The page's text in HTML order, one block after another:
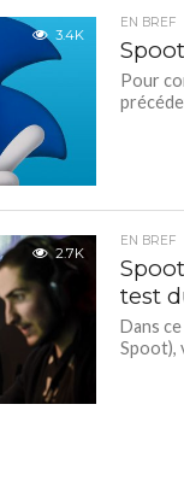
3.4K
EN BREF
Pour
2.7K
EN BREF
test
Dans
Spoot),